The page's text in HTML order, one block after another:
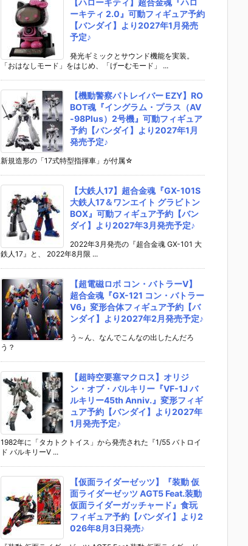
【ハローキティ】超合金魂『ハロ
ーキティ 2.0』可動フィギュア予約
【バンダイ】より2027年1月発売
予定♪
発光ギミックとサウンド機能を実装。
「おはなしモード」をはじめ、「げーむモード」 ...
【機動警察パトレイバー EZY】RO
BOT魂『イングラム・プラス（AV
-98Plus）2号機』可動フィギュア
予約【バンダイ】より2027年1月
発売予定♪
新規造形の「17式特型指揮車」が付属☆
【大鉄人17】超合金魂『GX-101S
大鉄人17＆ワンエイト グラビトン
BOX』可動フィギュア予約【バン
ダイ】より2027年3月発売予定♪
2022年3月発売の『超合金魂 GX-101 大
鉄人17』と、 2022年8月限 ...
【超電磁ロボ コン・バトラーV】
超合金魂『GX-121 コン・バトラー
V6』変形合体フィギュア予約【バ
ンダイ】より2027年2月発売予定♪
う～ん、なんでこんなの出したんだろ
う？
【超時空要塞マクロス】オリジ
ン・オブ・バルキリー『VF-1J バ
ルキリー45th Anniv.』変形フィギ
ュア予約【バンダイ】より2027年
1月発売予定♪
1982年に「タカトクトイス」から発売された『1/55 バトロイ
ド バルキリーV ...
【仮面ライダーゼッツ】『装動 仮
面ライダーゼッツ AGT5 Feat.装動
仮面ライダーガッチャード』食玩
フィギュア予約【バンダイ】より2
026年8月3日発売♪